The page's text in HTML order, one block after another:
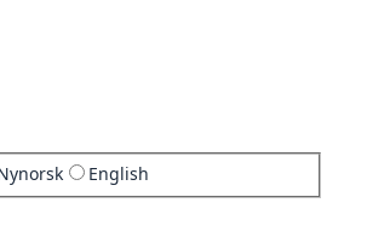
English